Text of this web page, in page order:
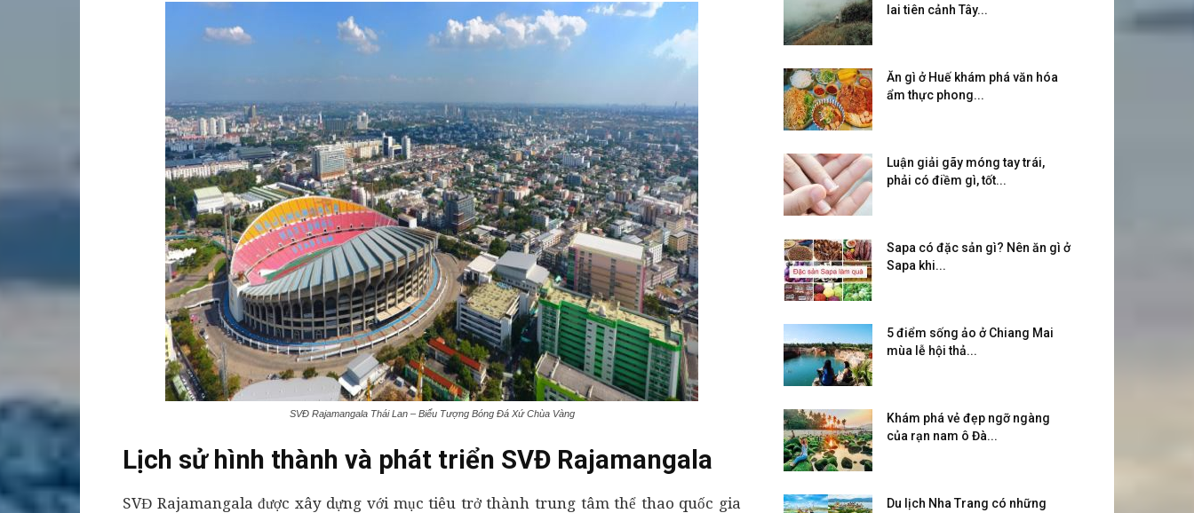
SVĐ Rajamangala Thái Lan – Biểu Tượng Bóng Đá Xứ Chùa Vàng
Lịch sử hình thành và phát triển SVĐ Rajamangala
SVĐ Rajamangala được xây dựng với mục tiêu trở thành trung tâm thể thao quốc gia
lai tiên cảnh Tây...
Ăn gì ở Huế khám phá văn hóa
ẩm thực phong...
Luận giải gãy móng tay trái,
phải có điềm gì, tốt...
Sapa có đặc sản gì? Nên ăn gì ở
Sapa khi...
5 điểm sống ảo ở Chiang Mai
mùa lễ hội thả...
Khám phá vẻ đẹp ngỡ ngàng
của rạn nam ô Đà...
Du lịch Nha Trang có những